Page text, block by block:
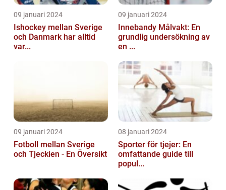
09 januari 2024
Ishockey mellan Sverige
och Danmark har alltid
var...
09 januari 2024
Innebandy Målvakt: En
grundlig undersökning av
en ...
09 januari 2024
Fotboll mellan Sverige
och Tjeckien - En Översikt
08 januari 2024
Sporter för tjejer: En
omfattande guide till
popul...